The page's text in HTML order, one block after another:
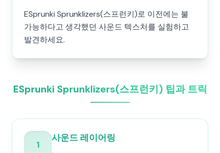
ESprunki Sprunklizers(스프런키)로 이전에는 불
가능하다고 생각했던 사운드 텍스처를 실험하고
발견하세요.
ESprunki Sprunklizers(스프런키) 팁과 트릭
1
사운드 레이어링